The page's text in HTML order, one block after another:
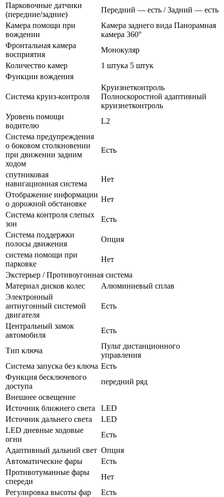
Парковочные датчики
(передние/задние)
Передний — есть / Задний — есть
Камера помощи при
вождении
Камера заднего вида Панорамная
камера 360°
Фронтальная камера
восприятия
Монокуляр
Количество камер
1 штука 5 штук
Функции вождения
Система круиз-контроля
Круизнетконтроль
Полноскоростной адаптивный
круизнетконтроль
Уровень помощи
водителю
L2
Система предупреждения
о боковом столкновении
при движении задним
ходом
Есть
спутниковая
навигационная система
Нет
Отображение информации
о дорожной обстановке
Нет
Система контроля слепых
зон
Есть
Система поддержки
полосы движения
Опция
система помощи при
парковке
Нет
Экстерьер / Противоугонная система
Материал дисков колес
Алюминиевый сплав
Электронный
антиугонный системой
двигателя
Есть
Центральный замок
автомобиля
Есть
Тип ключа
Пульт дистанционного
управления
Система запуска без ключа Есть
Функция бесключевого
доступа
передний ряд
Внешнее освещение
Источник ближнего света
LED
Источник дальнего света
LED
LED дневные ходовые
огни
Есть
Адаптивный дальний свет Опция
Автоматические фары
Есть
Противотуманные фары
спереди
Нет
Регулировка высоты фар
Есть